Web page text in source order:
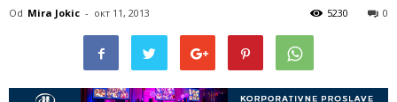
Od Mira Jokic - окт 11, 2013 0
5230